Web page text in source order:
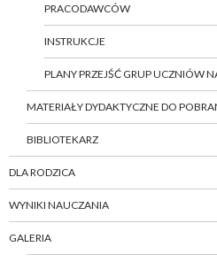
PRACODAWCÓW
INSTRUKCJE
PLANY PRZEJŚĆ GRUP UCZNIÓW
MATERIAŁY DYDAKTYCZNE DO
BIBLIOTEKARZ
DLA RODZICA
WYNIKI NAUCZANIA
GALERIA